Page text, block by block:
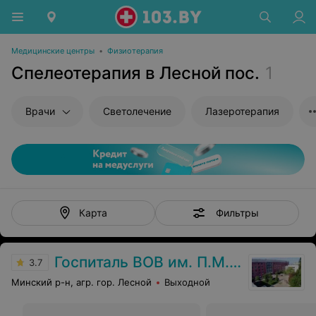
Медицинские центры • Физиотерапия
Спелеотерапия в Лесной пос. 1
Врачи Светолечение Лазеротерапия
Карта Фильтры
3.7 Госпиталь ВОВ им. П.М. Машерова
Минский р-н, агр. гор. Лесной Выходной